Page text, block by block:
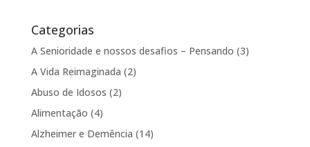
Categorias
A Senioridade e nossos desafios – Pensando (3)
A Vida Reimaginada (2)
Abuso de Idosos (2)
Alimentação (4)
Alzheimer e Demência (14)